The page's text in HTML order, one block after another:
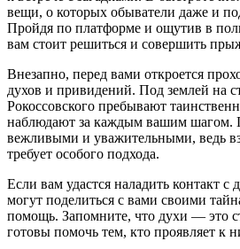
вещи, о которых обыватели даже и
Пройдя по платформе и ощутив в
вам стоит решиться и совершить
Внезапно, перед вами откроется
духов и привидений. Под землей на
Рокоссовского пребывают
наблюдают за каждым вашим шагом.
вежливыми и уважительными, ведь
требует особого подхода.
Если вам удастся наладить контакт с
могут поделиться с вами своими
помощь. Запомните, что духи — это
готовы помочь тем, кто проявляет к